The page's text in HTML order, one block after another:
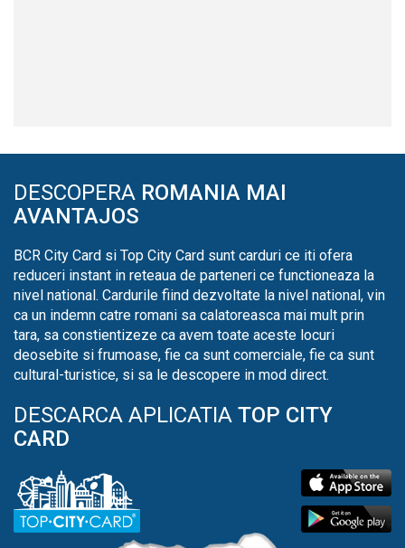
DESCOPERA ROMANIA MAI
AVANTAJOS
BCR City Card si Top City Card sunt carduri ce iti ofera
reduceri instant in reteaua de parteneri ce functioneaza la
nivel national. Cardurile fiind dezvoltate la nivel national, vin
ca un indemn catre romani sa calatoreasca mai mult prin
tara, sa constientizeze ca avem toate aceste locuri
deosebite si frumoase, fie ca sunt comerciale, fie ca sunt
cultural-turistice, si sa le descopere in mod direct.
DESCARCA APLICATIA TOP CITY
CARD